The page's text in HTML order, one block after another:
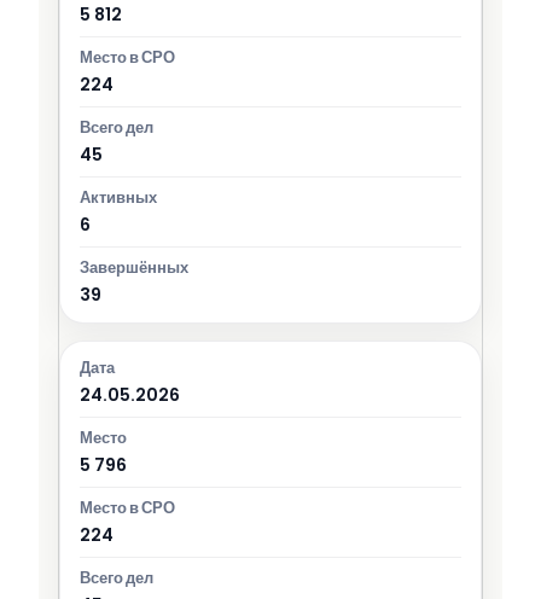
5 812
224
45
6
39
24.05.2026
5 796
224